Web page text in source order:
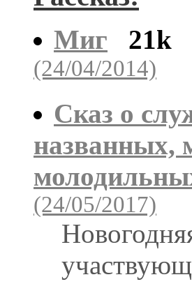
Миг 21k
(24/04/2014)
Сказ о
названных,
(24/05/2017)